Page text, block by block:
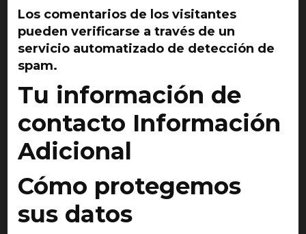
Los comentarios de los visitantes
pueden verificarse a través de un
servicio automatizado de detección de
spam.
Tu información de
contacto Información
Adicional
Cómo protegemos
sus datos